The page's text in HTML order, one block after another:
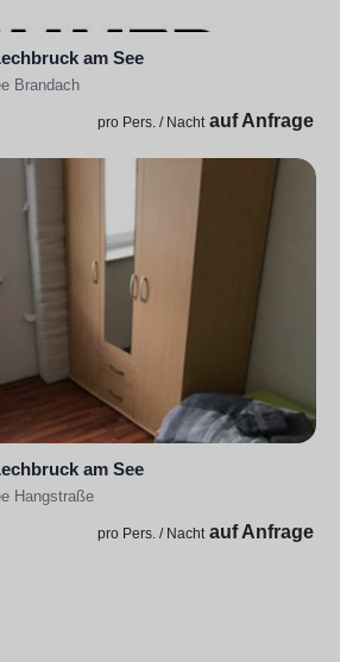
am See
Brandach
pro Pers. / Nacht auf Anfrage
am See
Hangstraße
pro Pers. / Nacht auf Anfrage